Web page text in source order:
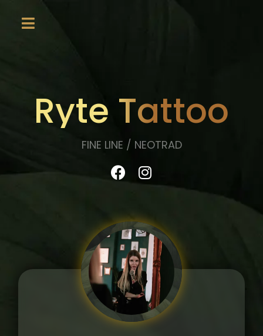
Ryte Tattoo
FINE LINE / NEOTRAD